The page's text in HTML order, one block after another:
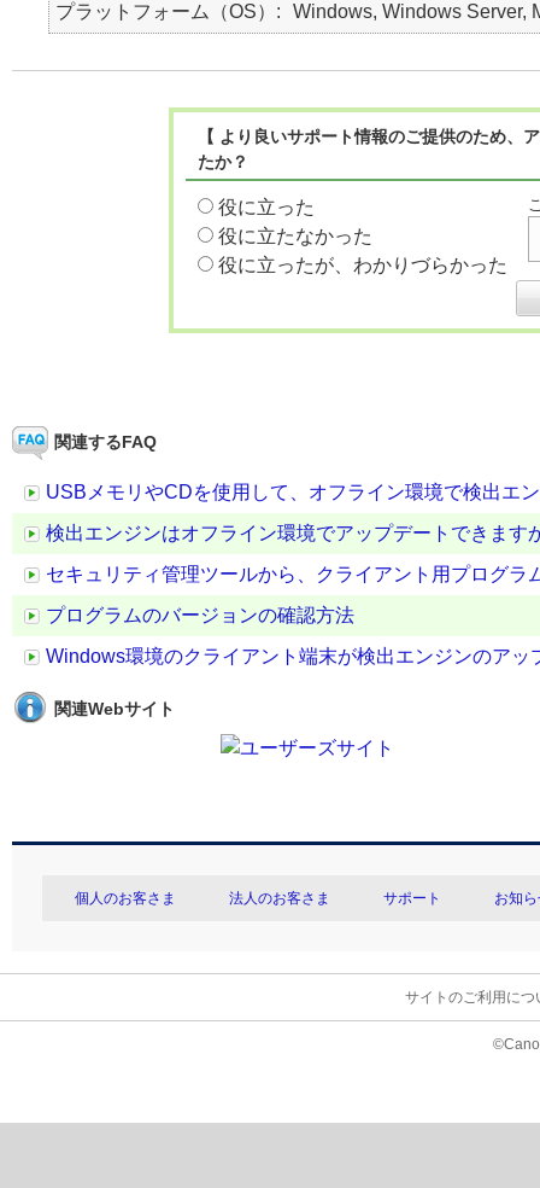
プラットフォーム（OS） Windows, Windows Server,
【 より良いサポート情報のご提供のため
たか？
役に立った
役に立たなかった
役に立ったが、わかりづらかった
関連するFAQ
USBメモリやCDを使用して、オフライン環境で検出エ
検出エンジンはオフライン環境でアップデートできます
セキュリティ管理ツールから、クライアント用プログ
プログラムのバージョンの確認方法
Windows環境のクライアント端末が検出エンジンのアッ
関連Webサイト
個人のお客さま 法人のお客さま サポート お知
サイトのご利用につ